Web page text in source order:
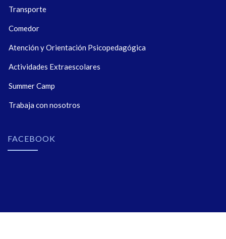
Transporte
Comedor
Atención y Orientación Psicopedagógica
Actividades Extraescolares
Summer Camp
Trabaja con nosotros
FACEBOOK